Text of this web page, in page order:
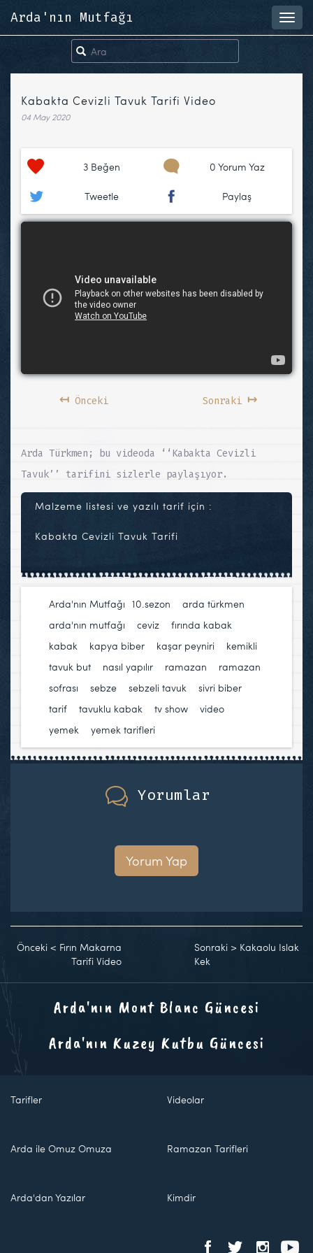
Arda'nın Mutfağı
Kabakta Cevizli Tavuk Tarifi Video
04 May 2020
3 Beğen 0 Yorum Yaz
Tweetle Paylaş
↤Önceki Sonraki ↦
Arda Türkmen; bu videoda ‘‘Kabakta Cevizli
Tavuk’’ tarifini sizlerle paylaşıyor.
Malzeme listesi ve yazılı tarif için :
Kabakta Cevizli Tavuk Tarifi
Arda'nın Mutfağı 10.sezon arda türkmen
arda'nın mutfağı
ceviz fırında kabak
kabak
kapya biber kaşar peyniri
kemikli
tavuk but
nasıl yapılır ramazan
ramazan
sofrası
sebze sebzeli tavuk sivri biber
tarif
tavuklu kabak tv show video
yemek
yemek tarifleri
Yorumlar
Yorum Yap
Önceki < Fırın Makarna
Tarifi Video
Sonraki > Kakaolu Islak
Kek
Arda'nın Mont Blanc Güncesi
Arda'nın Kuzey Kutbu Güncesi
Tarifler Videolar
Arda ile Omuz Omuza Ramazan Tarifleri
Arda'dan Yazılar Kimdir